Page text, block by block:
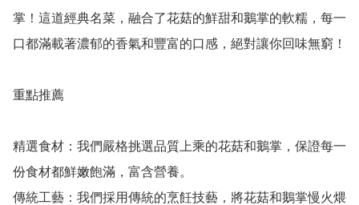
掌！這道經典名菜，融合了花菇的鮮甜和鵝掌的軟糯，每一
口都滿載著濃郁的香氣和豐富的口感，絕對讓你回味無窮！
重點推薦
精選食材：我們嚴格挑選品質上乘的花菇和鵝掌，保證每一
份食材都鮮嫩飽滿，富含營養。
傳統工藝：我們採用傳統的烹飪技藝，將花菇和鵝掌慢火煨